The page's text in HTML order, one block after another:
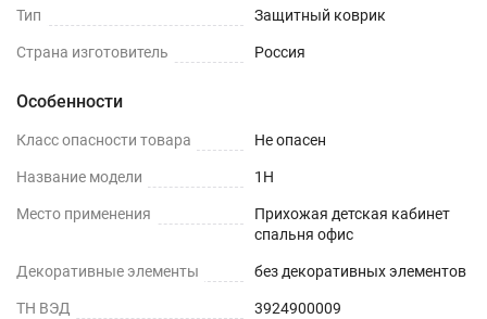
Тип Защитный коврик
Страна изготовитель Россия
Особенности
Класс опасности товара Не опасен
Название модели 1H
Место применения
Прихожая детская кабинет
спальня офис
Декоративные элементы без декоративных элементов
ТН ВЭД 3924900009